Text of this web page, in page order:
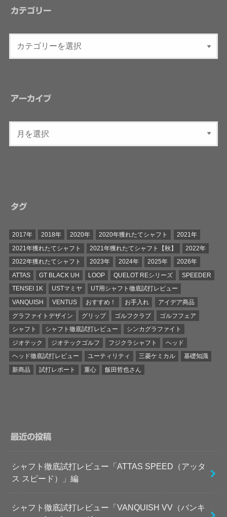
カテゴリー
アーカイブ
タグ
2017年 2018年 2020年 2020年獲れたてシャフト
2021年
2021年獲れたてシャフト
2021年獲れたてシャフト【秋】
2022年
2022年獲れたてシャフト
2023年 2024年 2025年
2026年
ATTAS
GT BLACK UH LOOP QUELOT REシリーズ
SPEEDER
TENSEI 1K
USTマミヤ
UT用シャフト徹底試打レビュー
VANQUISH
VENTUS おすすめ！ お手入れ
アイデア商品
グラファイトデザイン
グリップ ゴルフクラブ
ゴルフフェア
シャフト
シャフト徹底試打レビュー
シンカグラファイト
ジオテック
ジオテックゴルフ フジクラシャフト
ヘッド
ヘッド徹底試打レビュー
ユーティリティ 三菱ケミカル
基礎知識
新商品
試打レポート 重心 飯田哲也さん
最近の投稿
シャフト徹底試打レビュー「ATTAS SPEED（アッタ
ス スピード）」編
シャフト徹底試打レビュー「VANQUISH VV（バンキ